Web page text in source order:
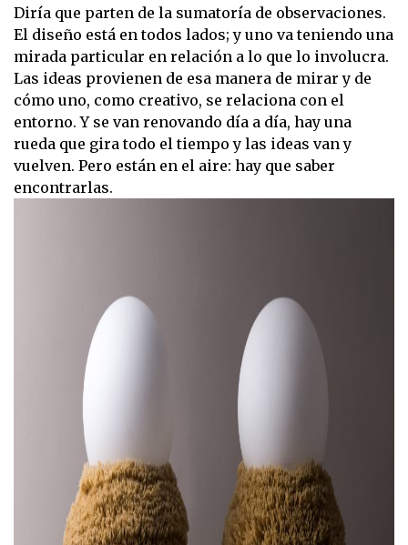
Diría que parten de la sumatoría de observaciones.
El diseño está en todos lados; y uno va teniendo una
mirada particular en relación a lo que lo involucra.
Las ideas provienen de esa manera de mirar y de
cómo uno, como creativo, se relaciona con el
entorno. Y se van renovando día a día, hay una
rueda que gira todo el tiempo y las ideas van y
vuelven. Pero están en el aire: hay que saber
encontrarlas.